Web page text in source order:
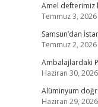
Amel defterimiz
Temmuz 3, 2026
Samsun’dan
Temmuz 2, 2026
Ambalajlardaki
Haziran 30, 2026
Alüminyum
Haziran 29, 2026